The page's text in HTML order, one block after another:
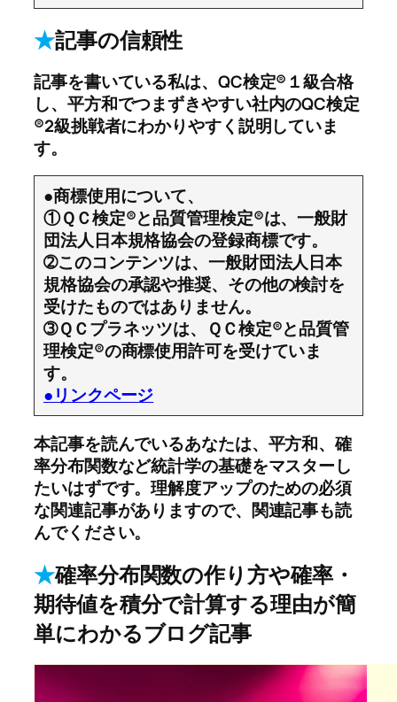
★記事の信頼性
記事を書いている私は、QC検定®１級合格
し、平方和でつまずきやすい社内のQC検定
®2級挑戦者にわかりやすく説明していま
す。
●商標使用について、
①ＱＣ検定®と品質管理検定®は、一般財
団法人日本規格協会の登録商標です。
➁このコンテンツは、一般財団法人日本
規格協会の承認や推奨、その他の検討を
受けたものではありません。
➂ＱＣプラネッツは、ＱＣ検定®と品質管
理検定®の商標使用許可を受けていま
す。
●リンクページ
本記事を読んでいるあなたは、平方和、確
率分布関数など統計学の基礎をマスターし
たいはずです。理解度アップのための必須
な関連記事がありますので、関連記事も読
んでください。
★確率分布関数の作り方や確率・
期待値を積分で計算する理由が簡
単にわかるブログ記事